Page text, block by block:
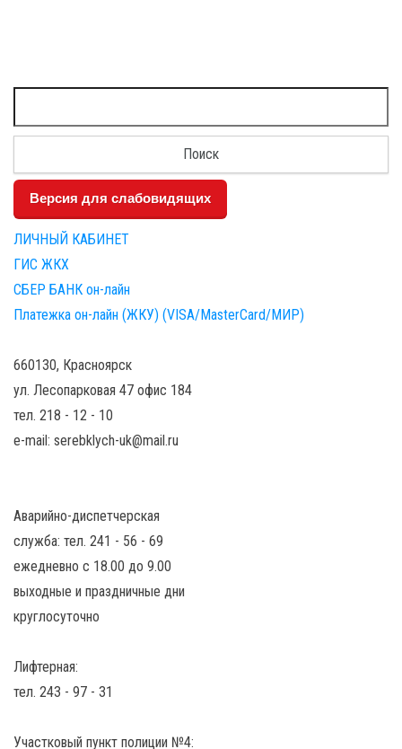
Версия для слабовидящих
ЛИЧНЫЙ КАБИНЕТ
ГИС ЖКХ
СБЕР БАНК он-лайн
Платежка он-лайн (ЖКУ) (VISA/MasterCard/МИР)
660130, Красноярск
ул. Лесопарковая 47 офис 184
тел. 218 - 12 - 10
e-mail: serebklych-uk@mail.ru
Аварийно-диспетчерская
служба: тел. 241 - 56 - 69
ежедневно с 18.00 до 9.00
выходные и праздничные дни
круглосуточно
Лифтерная:
тел. 243 - 97 - 31
Участковый пункт полиции №4: